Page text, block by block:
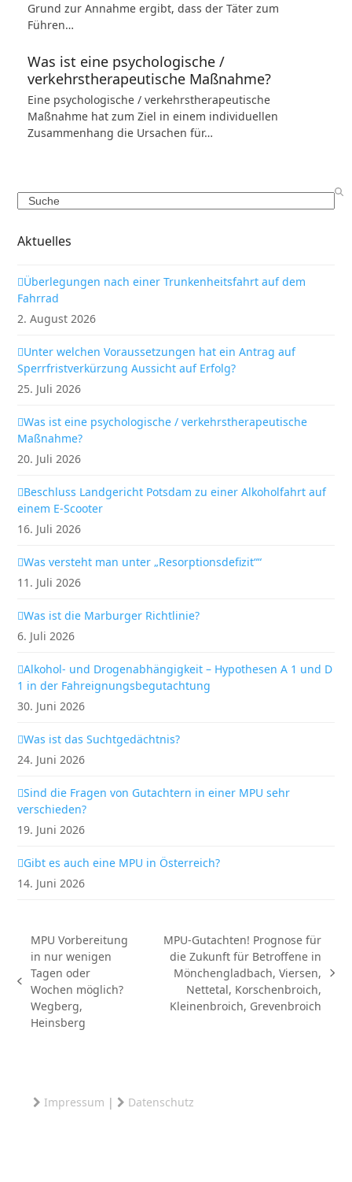
Grund zur Annahme ergibt, dass der Täter zum
Führen…
Was ist eine psychologische /
verkehrstherapeutische Maßnahme?
Eine psychologische / verkehrstherapeutische
Maßnahme hat zum Ziel in einem individuellen
Zusammenhang die Ursachen für…
Search
Aktuelles
Überlegungen nach einer Trunkenheitsfahrt auf dem
Fahrrad
2. August 2026
Unter welchen Voraussetzungen hat ein Antrag auf
Sperrfristverkürzung Aussicht auf Erfolg?
25. Juli 2026
Was ist eine psychologische / verkehrstherapeutische
Maßnahme?
20. Juli 2026
Beschluss Landgericht Potsdam zu einer Alkoholfahrt auf
einem E-Scooter
16. Juli 2026
Was versteht man unter „Resorptionsdefizit““
11. Juli 2026
Was ist die Marburger Richtlinie?
6. Juli 2026
Alkohol- und Drogenabhängigkeit – Hypothesen A 1 und D
1 in der Fahreignungsbegutachtung
30. Juni 2026
Was ist das Suchtgedächtnis?
24. Juni 2026
Sind die Fragen von Gutachtern in einer MPU sehr
verschieden?
19. Juni 2026
Gibt es auch eine MPU in Österreich?
14. Juni 2026
vorheriger
Beitrag:
MPU Vorbereitung
in nur wenigen
Tagen oder
Wochen möglich?
Wegberg,
Heinsberg
Nächster
Beitrag:
MPU-Gutachten! Prognose für
die Zukunft für Betroffene in
Mönchengladbach, Viersen,
Nettetal, Korschenbroich,
Kleinenbroich, Grevenbroich
Impressum | Datenschutz